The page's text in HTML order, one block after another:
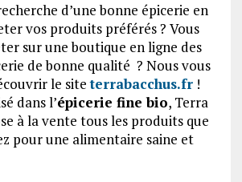
d’une bonne épicerie en
vos produits préférés ? Vous
sur une boutique en ligne des
de bonne qualité ? Nous vous
le siteterrabacchus.fr!
dans l’épicerie fine bio, Terra
à la vente tous les produits que
pour une alimentaire saine et